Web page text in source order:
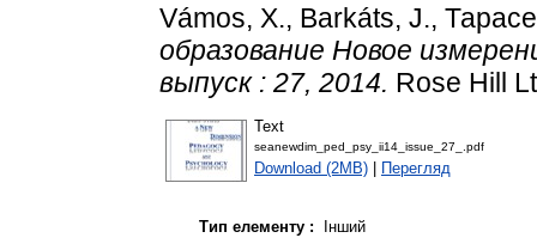
Vámos, X., Barkáts, J.,
образование Новое
выпуск : 27, 2014. Rose Hill
Text
seanewdim_ped_psy_ii14_issue_27_.pdf
Download (2MB) Перегляд
Тип елементу :
Інший